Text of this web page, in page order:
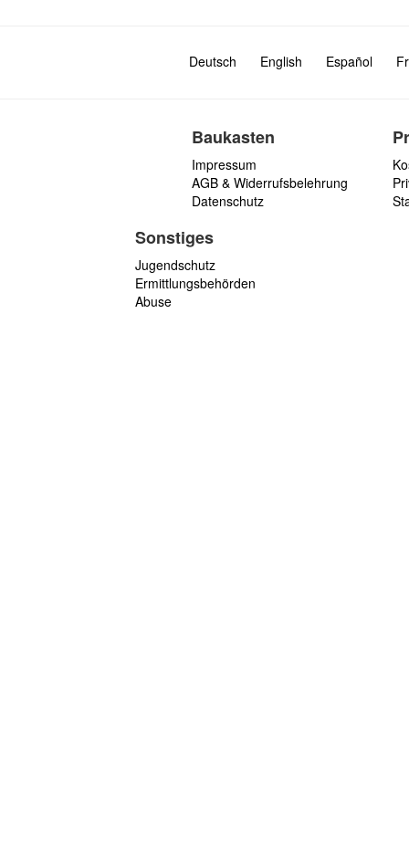
Deutsch English Español
Baukasten
Impressum
AGB & Widerrufsbelehrung
Datenschutz
Sonstiges
Jugendschutz
Ermittlungsbehörden
Abuse